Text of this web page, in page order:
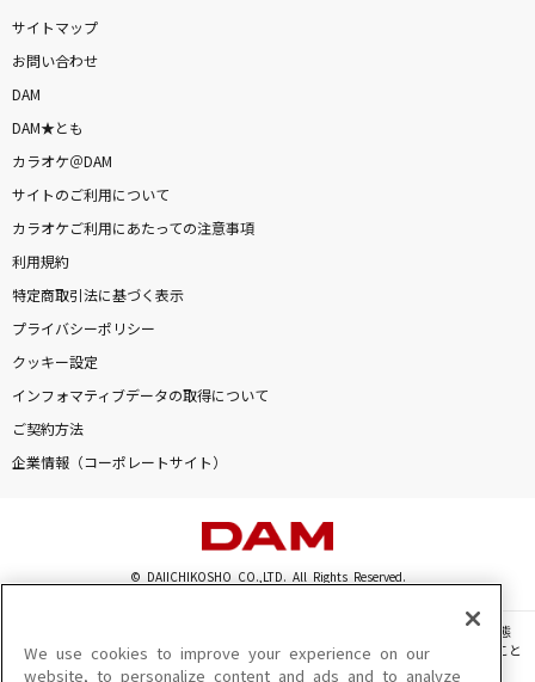
アメヲマツ、
美波
[生音]しるし
Mr.Children
怪物
残酷な天使のテーゼ
M!LK
サイトマップ
お問い合わせ
DAM
DAM★とも
カラオケ＠DAM
サイトのご利用について
カラオケご利用にあたっての注意事項
利用規約
特定商取引法に基づく表示
プライバシーポリシー
クッキー設定
インフォマティブデータの取得について
ご契約方法
企業情報（コーポレートサイト）
© DAIICHIKOSHO CO.,LTD. All Rights Reserved.
このサイトに掲載されている一切の文章・画像・写真・動画・音声等を、手段や形態
を問わず、著作権法の定める範囲を超えて無断で複製、転載、ファイル化などすること
を禁じます。
We use cookies to improve your experience on our
website, to personalize content and ads and to analyze